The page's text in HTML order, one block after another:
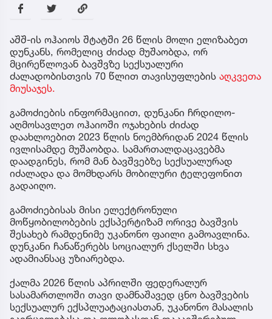
აშშ-ის ოჰაიოს შტატში 26 წლის მოლი ელიზაბეთ
დუნკანს, რომელიც ძიძად მუშაობდა, ორ
მცირეწლოვან ბავშვზე სექსუალური
ძალადობისთვის 70 წლით თავისუფლების აღკვეთა
მიუსაჯეს.
გამოძიების ინფორმაციით, დუნკანი ჩრდილო-
აღმოსავლეთ ოჰაიოში ოჯახების ძიძად
დაახლოებით 2023 წლის ნოემბრიდან 2024 წლის
ივლისამდე მუშაობდა. სამართალდაცავებმა
დაადგინეს, რომ მან ბავშვებზე სექსუალურად
იძალადა და მომხდარს მობილური ტელეფონით
გადაიღო.
გამოძიებისას მისი ელექტრონული
მოწყობილობების ექსპერტიზამ ორივე ბავშვის
შესახებ რამდენიმე უკანონო ფაილი გამოავლინა.
დუნკანი ჩანაწერებს სოციალურ ქსელში სხვა
ადამიანსაც უზიარებდა.
ქალმა 2026 წლის აპრილში ფედერალურ
სასამართლოში თავი დამნაშავედ ცნო ბავშვების
სექსუალურ ექსპლუატაციასთან, უკანონო მასალის